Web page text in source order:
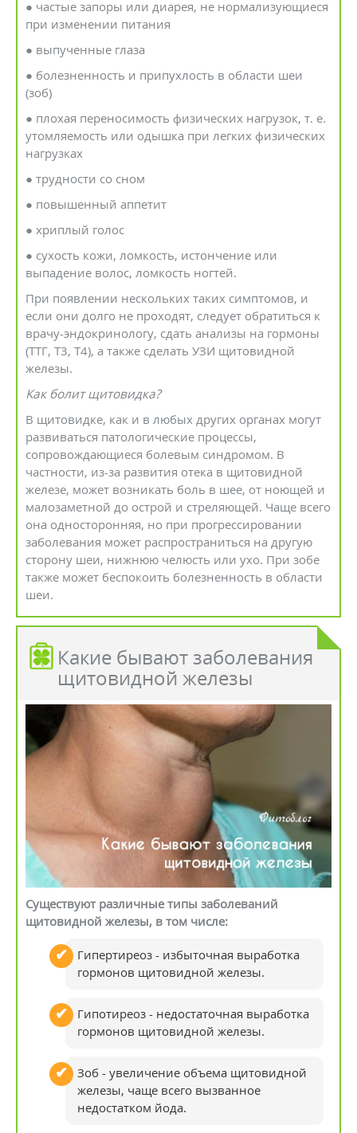
● частые запоры или диарея, не нормализующиеся
при изменении питания
● выпученные глаза
● болезненность и припухлость в области шеи
(зоб)
● плохая переносимость физических нагрузок, т. е.
утомляемость или одышка при легких физических
нагрузках
● трудности со сном
● повышенный аппетит
● хриплый голос
● сухость кожи, ломкость, истончение или
выпадение волос, ломкость ногтей.
При появлении нескольких таких симптомов, и
если они долго не проходят, следует обратиться к
врачу-эндокринологу, сдать анализы на гормоны
(ТТГ, Т3, Т4), а также сделать УЗИ щитовидной
железы.
Как болит щитовидка?
В щитовидке, как и в любых других органах могут
развиваться патологические процессы,
сопровождающиеся болевым синдромом. В
частности, из-за развития отека в щитовидной
железе, может возникать боль в шее, от ноющей и
малозаметной до острой и стреляющей. Чаще всего
она односторонняя, но при прогрессировании
заболевания может распространиться на другую
сторону шеи, нижнюю челюсть или ухо. При зобе
также может беспокоить болезненность в области
шеи.
Какие бывают заболевания
щитовидной железы
Существуют различные типы заболеваний
щитовидной железы, в том числе:
Гипертиреоз - избыточная выработка
гормонов щитовидной железы.
Гипотиреоз - недостаточная выработка
гормонов щитовидной железы.
Зоб - увеличение объема щитовидной
железы, чаще всего вызванное
недостатком йода.